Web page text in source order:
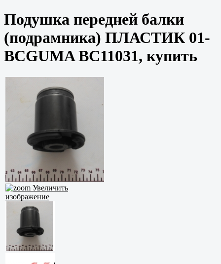
Подушка передней балки
(подрамника) ПЛАСТИК 01-
BCGUMA BC11031, купить
Увеличить
изображение